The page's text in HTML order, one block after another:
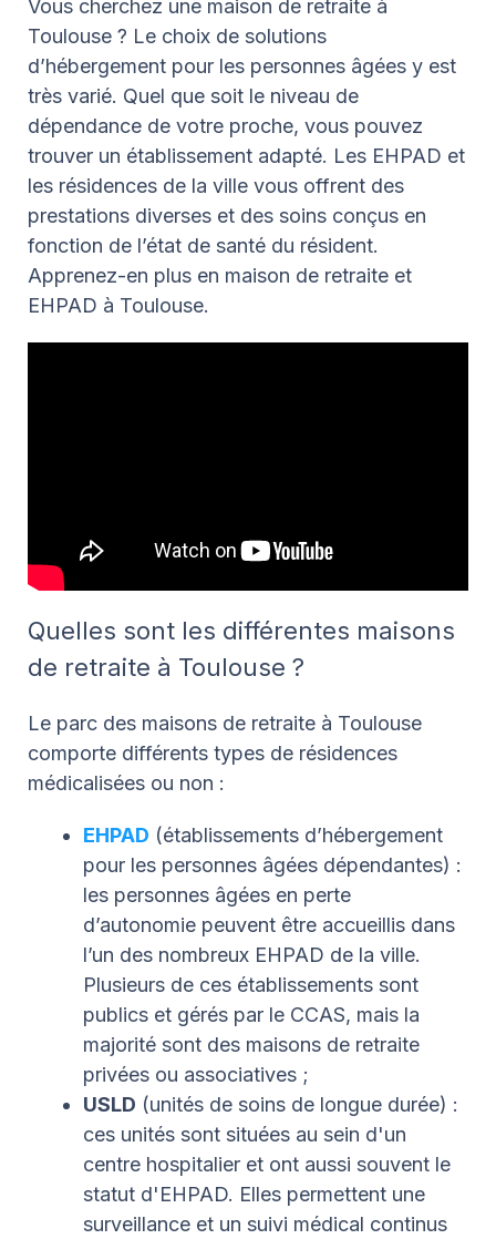
Vous cherchez une maison de retraite à
Toulouse ? Le choix de solutions
d’hébergement pour les personnes âgées y est
très varié. Quel que soit le niveau de
dépendance de votre proche, vous pouvez
trouver un établissement adapté. Les EHPAD et
les résidences de la ville vous offrent des
prestations diverses et des soins conçus en
fonction de l’état de santé du résident.
Apprenez-en plus en maison de retraite et
EHPAD à Toulouse.
Quelles sont les différentes maisons
de retraite à Toulouse ?
Le parc des maisons de retraite à Toulouse
comporte différents types de résidences
médicalisées ou non :
EHPAD (établissements d’hébergement
pour les personnes âgées dépendantes) :
les personnes âgées en perte
d’autonomie peuvent être accueillis dans
l’un des nombreux EHPAD de la ville.
Plusieurs de ces établissements sont
publics et gérés par le CCAS, mais la
majorité sont des maisons de retraite
privées ou associatives ;
USLD (unités de soins de longue durée) :
ces unités sont situées au sein d'un
centre hospitalier et ont aussi souvent le
statut d'EHPAD. Elles permettent une
surveillance et un suivi médical continus